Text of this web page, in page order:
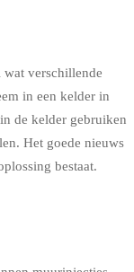
wat verschillende
in een kelder in
de kelder gebruiken
Het goede nieuws
bestaat.